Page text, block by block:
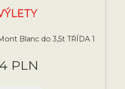
Blanc do 3,5t TŘÍDA 1
PLN